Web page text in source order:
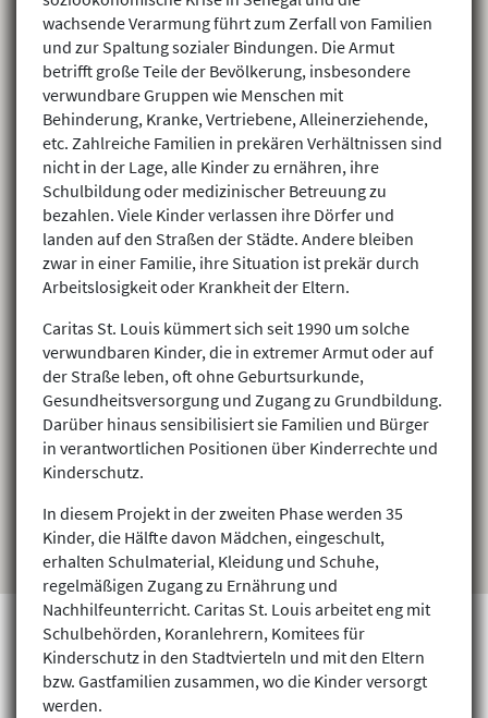
Projekte finden
wachsende Verarmung führt zum Zerfall von Familien
und zur Spaltung sozialer Bindungen. Die Armut
betrifft große Teile der Bevölkerung, insbesondere
verwundbare Gruppen wie Menschen mit
Behinderung, Kranke, Vertriebene, Alleinerziehende,
etc. Zahlreiche Familien in prekären Verhältnissen sind
nicht in der Lage, alle Kinder zu ernähren, ihre
Schulbildung oder medizinischer Betreuung zu
bezahlen. Viele Kinder verlassen ihre Dörfer und
landen auf den Straßen der Städte. Andere bleiben
zwar in einer Familie, ihre Situation ist prekär durch
Arbeitslosigkeit oder Krankheit der Eltern.
Caritas St. Louis kümmert sich seit 1990 um solche
verwundbaren Kinder, die in extremer Armut oder auf
der Straße leben, oft ohne Geburtsurkunde,
Gesundheitsversorgung und Zugang zu Grundbildung.
Darüber hinaus sensibilisiert sie Familien und Bürger
in verantwortlichen Positionen über Kinderrechte und
Kinderschutz.
In diesem Projekt in der zweiten Phase werden 35
Kinder, die Hälfte davon Mädchen, eingeschult,
erhalten Schulmaterial, Kleidung und Schuhe,
regelmäßigen Zugang zu Ernährung und
Nachhilfeunterricht. Caritas St. Louis arbeitet eng mit
Schulbehörden, Koranlehrern, Komitees für
Kinderschutz in den Stadtvierteln und mit den Eltern
bzw. Gastfamilien zusammen, wo die Kinder versorgt
werden.